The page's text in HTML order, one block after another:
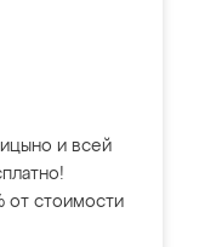
и всей
от стоимости